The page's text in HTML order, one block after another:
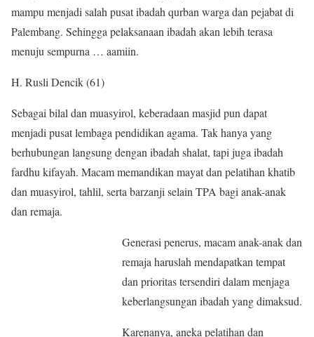
mampu menjadi salah pusat ibadah qurban warga dan pejabat di
Palembang. Sehingga pelaksanaan ibadah akan lebih terasa
menuju sempurna … aamiin.
H. Rusli Dencik (61)
Sebagai bilal dan muasyirol, keberadaan masjid pun dapat
menjadi pusat lembaga pendidikan agama. Tak hanya yang
berhubungan langsung dengan ibadah shalat, tapi juga ibadah
fardhu kifayah. Macam memandikan mayat dan pelatihan khatib
dan muasyirol, tahlil, serta barzanji selain TPA bagi anak-anak
dan remaja.
Generasi penerus, macam anak-anak dan
remaja haruslah mendapatkan tempat
dan prioritas tersendiri dalam menjaga
keberlangsungan ibadah yang dimaksud.
Karenanya, aneka pelatihan dan